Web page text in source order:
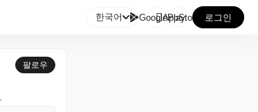
한국어 GooglePlay
AppStore 로그인
팔로우